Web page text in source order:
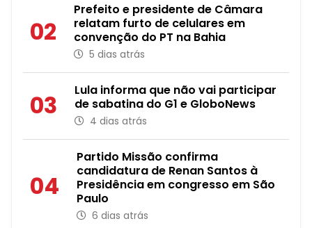
02
Prefeito e presidente de Câmara
relatam furto de celulares em
convenção do PT na Bahia
5 dias atrás
03
Lula informa que não vai participar
de sabatina do G1 e GloboNews
4 dias atrás
04
Partido Missão confirma
candidatura de Renan Santos à
Presidência em congresso em São
Paulo
6 dias atrás